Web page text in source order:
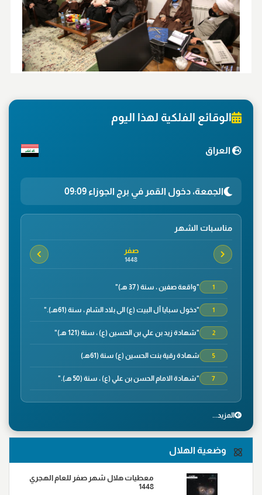
الوقائع الفلكية لهذا اليوم
العراق
الجمعة، دخول القمر في برج الجوزاء 09:09
مناسبات الشهر
صفر
1448
1 "واقعة صفين ، سنة ( 37 هـ)"
1 "دخول سبايا آل البيت (ع) الى بلاد الشام ، سنة (61هـ)."
2 "شهادة زيد بن علي بن الحسين (ع) ، سنة (121 هـ)"
5 شهادة رقية بنت الحسين (ع) سنة (61هـ)
7 "شهادة الامام الحسن بن علي (ع) ، سنة (50 هـ)."
8 "وفاة الصحابي الجليل سلمان الفارسي ، سنة(35هـ)"
معركة صفين"
9 "واقعة نهروان ، سنة(38هـ)"
14 "شهادة محمد بن ابي بكر ،سنة(38هـ)"
المزید...
وضعية الهلال
معطيات هلال شهر صفر للعام الهجري
1448